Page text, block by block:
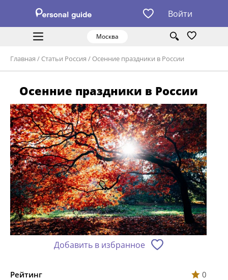
Войти
Москва
Главная / Статьи Россия / Осенние праздники в России
Осенние праздники в России
Добавить в избранное
Рейтинг
0